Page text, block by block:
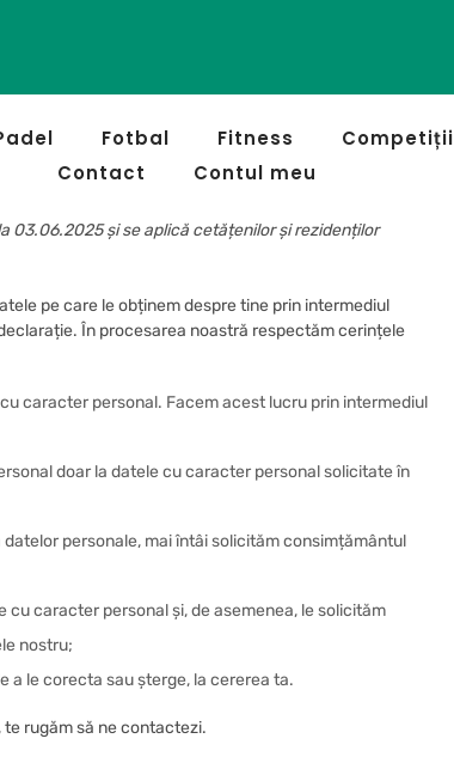
Fotbal Fitness Competiții
Contact
Contul meu
și se aplică cetățenilor și rezidenților
pe care le obținem despre tine prin intermediul
În procesarea noastră respectăm cerințele
caracter personal. Facem acest lucru prin intermediul
doar la datele cu caracter personal solicitate în
personale, mai întâi solicităm consimțământul
caracter personal și, de asemenea, le solicităm
nostru;
a le corecta sau șterge, la cererea ta.
rugăm să ne contactezi.